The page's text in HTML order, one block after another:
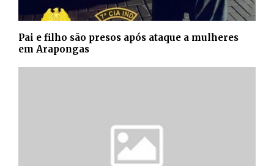
Pai e filho são presos após ataque a mulheres
em Arapongas